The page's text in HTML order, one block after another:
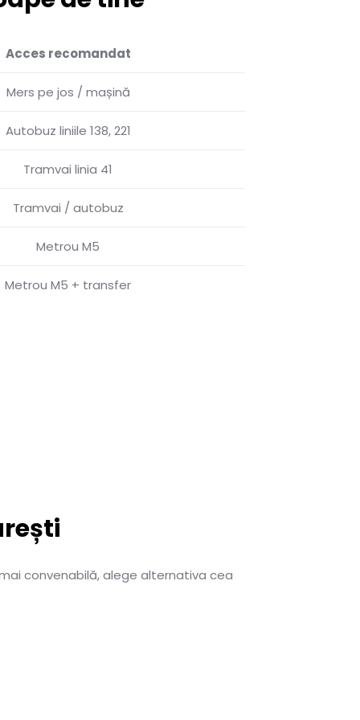
Acces recomandat
Mers pe jos / mașină
Autobuz liniile 138, 221
Tramvai linia 41
Tramvai / autobuz
Metrou M5
Metrou M5 + transfer
convenabilă, alege alternativa cea